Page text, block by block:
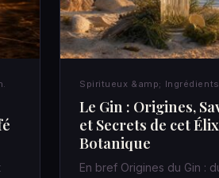
Spiritueux &amp; Ingrédients
Le Gin : Origines,
et Secrets de cet
Botanique
En bref Origines du Gin :